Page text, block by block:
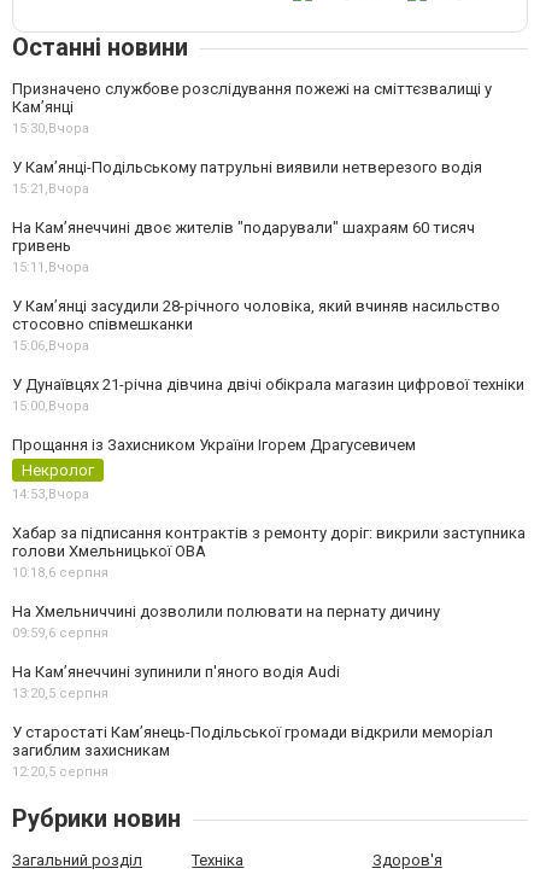
Останні новини
Призначено службове розслідування пожежі на сміттєзвалищі у
Кам’янці
15:30,Вчора
У Кам’янці-Подільському патрульні виявили нетверезого водія
15:21,Вчора
На Камʼянеччині двоє жителів "подарували" шахраям 60 тисяч
гривень
15:11,Вчора
У Камʼянці засудили 28-річного чоловіка, який вчиняв насильство
стосовно співмешканки
15:06,Вчора
У Дунаївцях 21-річна дівчина двічі обікрала магазин цифрової техніки
15:00,Вчора
Прощання із Захисником України Ігорем Драгусевичем
Некролог
14:53,Вчора
Хабар за підписання контрактів з ремонту доріг: викрили заступника
голови Хмельницької ОВА
10:18,6 серпня
На Хмельниччині дозволили полювати на пернату дичину
09:59,6 серпня
На Камʼянеччині зупинили п'яного водія Audi
13:20,5 серпня
У старостаті Кам’янець-Подільської громади відкрили меморіал
загиблим захисникам
12:20,5 серпня
Рубрики новин
Загальний розділ Техніка Здоров'я